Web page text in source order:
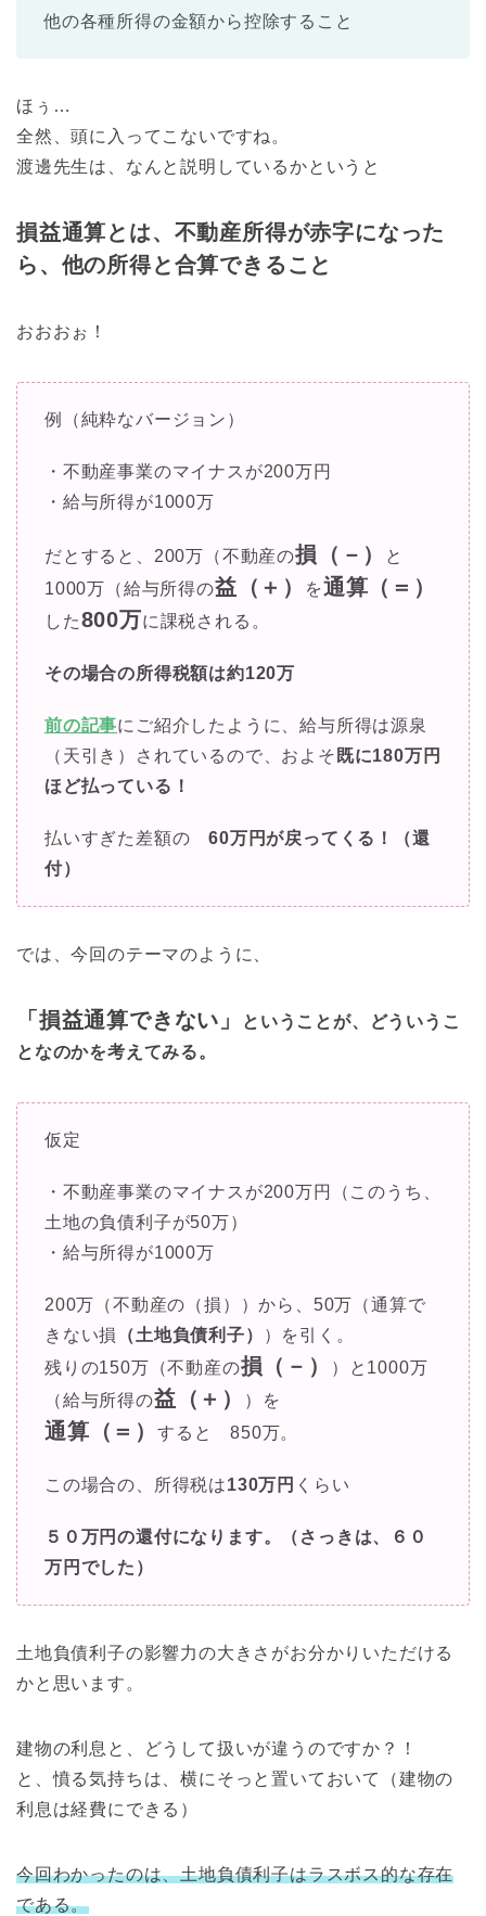
他の各種所得の金額から控除すること
ほぅ…
全然、頭に入ってこないですね。
渡邊先生は、なんと説明しているかというと
損益通算とは、不動産所得が赤字になった
ら、他の所得と合算できること
おおおぉ！
例（純粋なバージョン）
・不動産事業のマイナスが200万円
・給与所得が1000万
だとすると、200万（不動産の損（－）
と
1000万（給与所得の益（＋） を通算（＝）
した800万に課税される。
その場合の所得税額は約120万
前の記事にご紹介したように、給与所得は源泉
（天引き）されているので、およそ 既に180万円
ほど払っている！
払いすぎた差額の60万円が戻ってくる！（還
付）
では、今回のテーマのように、
「損益通算できない」
ということが、どういうこ
となのかを考えてみる。
仮定
・不動産事業のマイナスが200万円（このうち、
土地の負債利子が50万）
・給与所得が1000万
200万（不動産の（損））から、50万（通算で
きない損
（土地負債利子）
）を引く。
残りの150万（不動産の損（－）
）と1000万
（給与所得の益（＋） ）を
通算（＝） すると 850万。
この場合の、所得税は130万円 くらい
５０万円の還付になります。（さっきは、６０
万円でした）
土地負債利子の影響力の大きさがお分かりいただける
かと思います。
建物の利息と、どうして扱いが違うのですか？！
と、憤る気持ちは、横にそっと置いておいて（建物の
利息は経費にできる）
今回わかったのは、土地負債利子はラスボス的な存在
である。